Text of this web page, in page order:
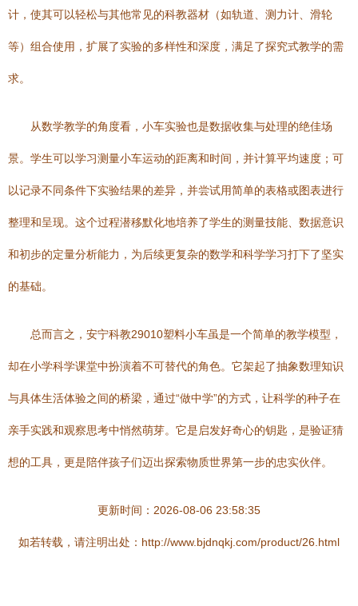
计，使其可以轻松与其他常见的科教器材（如轨道、测力计、滑轮
等）组合使用，扩展了实验的多样性和深度，满足了探究式教学的需
求。
从数学教学的角度看，小车实验也是数据收集与处理的绝佳场
景。学生可以学习测量小车运动的距离和时间，并计算平均速度；可
以记录不同条件下实验结果的差异，并尝试用简单的表格或图表进行
整理和呈现。这个过程潜移默化地培养了学生的测量技能、数据意识
和初步的定量分析能力，为后续更复杂的数学和科学学习打下了坚实
的基础。
总而言之，安宁科教29010塑料小车虽是一个简单的教学模型，
却在小学科学课堂中扮演着不可替代的角色。它架起了抽象数理知识
与具体生活体验之间的桥梁，通过“做中学”的方式，让科学的种子在
亲手实践和观察思考中悄然萌芽。它是启发好奇心的钥匙，是验证猜
想的工具，更是陪伴孩子们迈出探索物质世界第一步的忠实伙伴。
更新时间：2026-08-06 23:58:35
如若转载，请注明出处：http://www.bjdnqkj.com/product/26.html